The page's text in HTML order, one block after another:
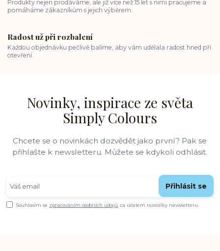
Produkty nejen prodáváme, ale již více než 15 let s nimi pracujeme a
pomáháme zákazníkům s jejich výběrem.
Radost už při rozbalení
Každou objednávku pečlivě balíme, aby vám udělala radost hned při
otevření.
Novinky, inspirace ze světa
Simply Colours
Chcete se o novinkách dozvědět jako první? Pak se
přihlašte k newsletteru. Můžete se kdykoli odhlásit.
Přihlásit se
Souhlasím se zpracováním osobních údajů za účelem rozesílky newsletteru.